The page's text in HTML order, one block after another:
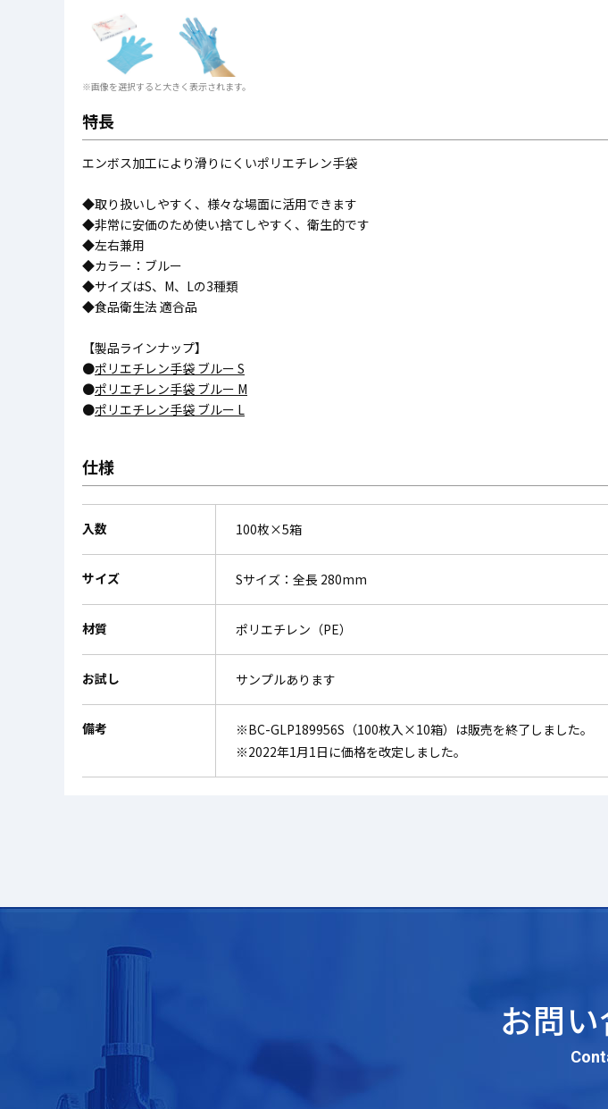
※画像を選択すると大きく表示されます。
特長
エンボス加工により滑りにくいポリエチレン手袋
◆取り扱いしやすく、様々な場面に活用できます
◆非常に安価のため使い捨てしやすく、衛生的です
◆左右兼用
◆カラー：ブルー
◆サイズはS、M、Lの3種類
◆食品衛生法 適合品
【製品ラインナップ】
●ポリエチレン手袋 ブルー S
●ポリエチレン手袋 ブルー M
●ポリエチレン手袋 ブルー L
仕様
入数 100枚×5箱
サイズ Sサイズ：全長 280mm
材質 ポリエチレン（PE）
お試し サンプルあります
備考
※BC-GLP189956S（100枚入×10箱）は販売を終了しました。
※2022年1月1日に価格を改定しました。
お問